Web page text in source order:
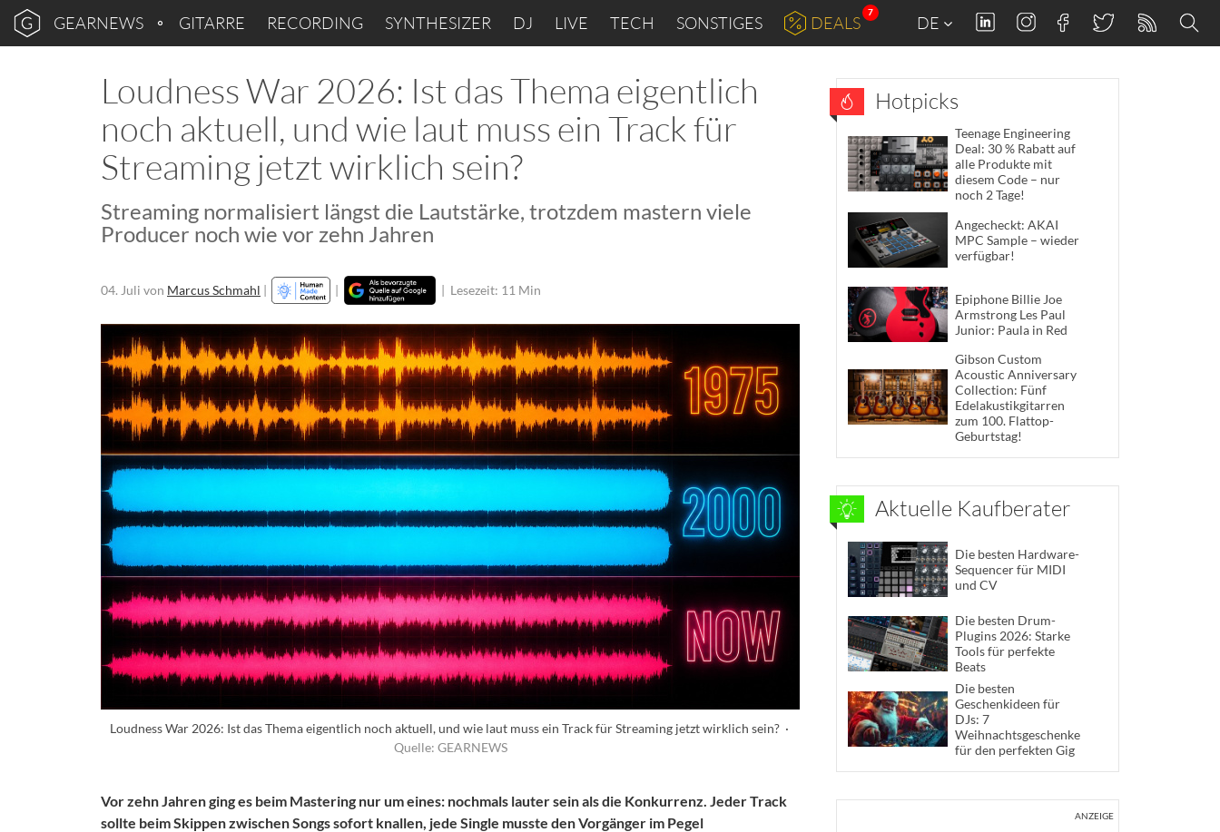
GEARNEWS GITARRE RECORDING SYNTHESIZER DJ LIVE TECH SONSTIGES DEALS
7
DE
Loudness War 2026: Ist das Thema eigentlich
noch aktuell, und wie laut muss ein Track für
Streaming jetzt wirklich sein?
Streaming normalisiert längst die Lautstärke, trotzdem mastern viele
Producer noch wie vor zehn Jahren
04. Juli von Marcus Schmahl | | | Lesezeit: 11 Min
Loudness War 2026: Ist das Thema eigentlich noch aktuell, und wie laut muss ein Track für Streaming jetzt wirklich sein? ·
Quelle: GEARNEWS
Vor zehn Jahren ging es beim Mastering nur um eines: nochmals lauter sein als die Konkurrenz. Jeder Track
sollte beim Skippen zwischen Songs sofort knallen, jede Single musste den Vorgänger im Pegel
Hotpicks
Teenage Engineering
Deal: 30 % Rabatt auf
alle Produkte mit
diesem Code – nur
noch 2 Tage!
Angecheckt: AKAI
MPC Sample – wieder
verfügbar!
Epiphone Billie Joe
Armstrong Les Paul
Junior: Paula in Red
Gibson Custom
Acoustic Anniversary
Collection: Fünf
Edelakustikgitarren
zum 100. Flattop-
Geburtstag!
Aktuelle Kaufberater
Die besten Hardware-
Sequencer für MIDI
und CV
Die besten Drum-
Plugins 2026: Starke
Tools für perfekte
Beats
Die besten
Geschenkideen für
DJs: 7
Weihnachtsgeschenke
für den perfekten Gig
ANZEIGE